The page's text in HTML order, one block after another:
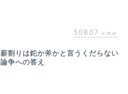
30807 view
薪割りは鉈か斧かと言うくだらない
論争への答え